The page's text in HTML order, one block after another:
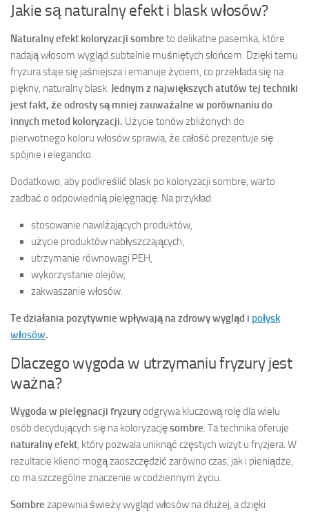
Jakie są naturalny efekt i blask włosów?
Naturalny efekt koloryzacji sombre to delikatne pasemka, które
nadają włosom wygląd subtelnie muśniętych słońcem. Dzięki temu
fryzura staje się jaśniejsza i emanuje życiem, co przekłada się na
piękny, naturalny blask. Jednym z największych atutów tej techniki
jest fakt, że odrosty są mniej zauważalne w porównaniu do
innych metod koloryzacji. Użycie tonów zbliżonych do
pierwotnego koloru włosów sprawia, że całość prezentuje się
spójnie i elegancko.
Dodatkowo, aby podkreślić blask po koloryzacji sombre, warto
zadbać o odpowiednią pielęgnację. Na przykład:
stosowanie nawilżających produktów,
użycie produktów nabłyszczających,
utrzymanie równowagi PEH,
wykorzystanie olejów,
zakwaszanie włosów.
Te działania pozytywnie wpływają na zdrowy wygląd i połysk
włosów.
Dlaczego wygoda w utrzymaniu fryzury jest
ważna?
Wygoda w pielęgnacji fryzuryodgrywa kluczową rolę dla wielu
osób decydujących się na koloryzacjęsombre. Ta technika oferuje
naturalny efekt, który pozwala uniknąć częstych wizyt u fryzjera. W
rezultacie klienci mogą zaoszczędzić zarówno czas, jak i pieniądze,
co ma szczególne znaczenie w codziennym życiu.
Sombre zapewnia świeży wygląd włosów na dłużej, a dzięki